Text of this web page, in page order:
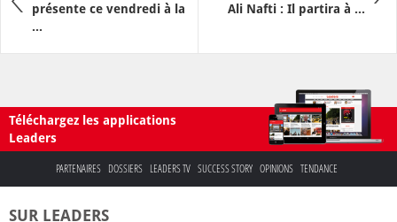
présente ce vendredi à la
...
Ali Nafti : Il partira à ...
Téléchargez les applications
Leaders
PARTENAIRES DOSSIERS LEADERS TV SUCCESS STORY OPINIONS TENDANCE
SUR LEADERS